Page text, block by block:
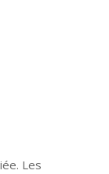
Les